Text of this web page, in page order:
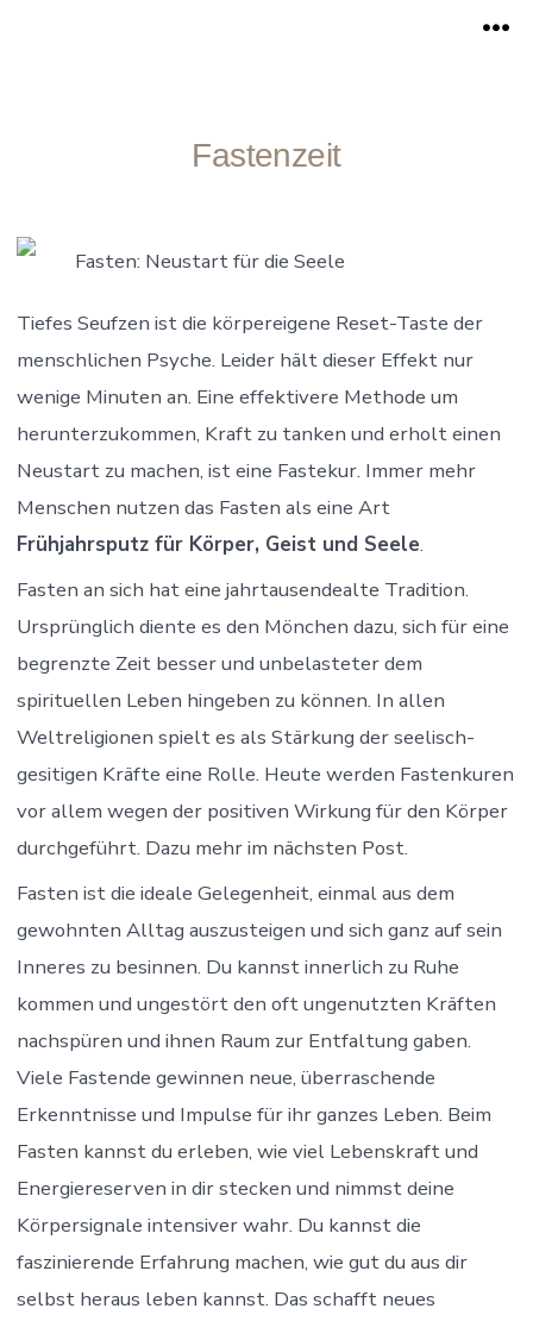
Fastenzeit
Fasten: Neustart für die Seele
Tiefes Seufzen ist die körpereigene Reset-Taste der
menschlichen Psyche. Leider hält dieser Effekt nur
wenige Minuten an. Eine effektivere Methode um
herunterzukommen, Kraft zu tanken und erholt einen
Neustart zu machen, ist eine Fastekur. Immer mehr
Menschen nutzen das Fasten als eine Art
Frühjahrsputz für Körper, Geist und Seele.
Fasten an sich hat eine jahrtausendealte Tradition.
Ursprünglich diente es den Mönchen dazu, sich für eine
begrenzte Zeit besser und unbelasteter dem
spirituellen Leben hingeben zu können. In allen
Weltreligionen spielt es als Stärkung der seelisch-
gesitigen Kräfte eine Rolle. Heute werden Fastenkuren
vor allem wegen der positiven Wirkung für den Körper
durchgeführt. Dazu mehr im nächsten Post.
Fasten ist die ideale Gelegenheit, einmal aus dem
gewohnten Alltag auszusteigen und sich ganz auf sein
Inneres zu besinnen. Du kannst innerlich zu Ruhe
kommen und ungestört den oft ungenutzten Kräften
nachspüren und ihnen Raum zur Entfaltung gaben.
Viele Fastende gewinnen neue, überraschende
Erkenntnisse und Impulse für ihr ganzes Leben. Beim
Fasten kannst du erleben, wie viel Lebenskraft und
Energiereserven in dir stecken und nimmst deine
Körpersignale intensiver wahr. Du kannst die
faszinierende Erfahrung machen, wie gut du aus dir
selbst heraus leben kannst. Das schafft neues